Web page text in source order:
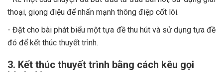
thoại, giọng điệu để nhấn mạnh thông điệp cốt lõi.
- Đặt cho bài phát biểu một tựa đề thu hút và sử dụng tựa đề
đó để kết thúc thuyết trình.
3. Kết thúc thuyết trình bằng cách kêu gọi